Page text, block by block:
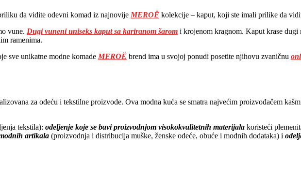
da vidite odevni komad iz najnovije MEROË kolekcije – kaput, koji ste imali prilike da
vune. Dugi vuneni uniseks kaput sa kariranom šarom i krojenom kragnom. Kaput krase
ramenima.
sve unikatne modne komade MEROË brend ima u svojoj ponudi posetite njihovu zvaničnu
za odeću i tekstilne proizvode. Ova modna kuća se smatra najvećim proizvođačem
tekstila): odeljenje koje se bavi proizvodnjom visokokvalitetnih materijala koristeći
artikala (proizvodnja i distribucija muške, ženske odeće, obuće i modnih dodataka) i